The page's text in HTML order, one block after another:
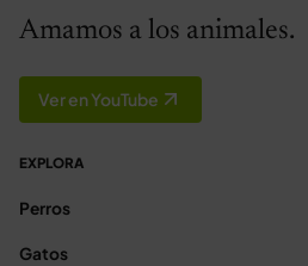
Amamos a los animales.
Ver en YouTube
EXPLORA
Perros
Gatos